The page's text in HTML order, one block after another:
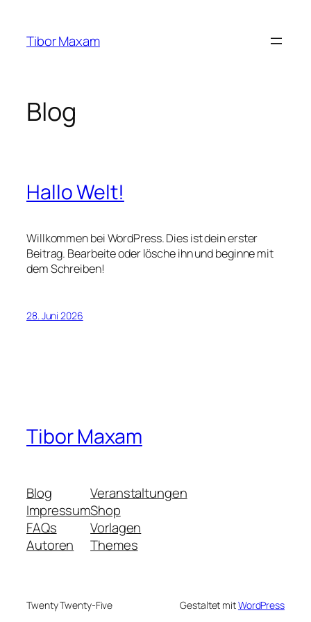
springen
Tibor Maxam
Blog
Hallo Welt!
Willkommen bei WordPress. Dies ist dein erster
Beitrag. Bearbeite oder lösche ihn und beginne mit
dem Schreiben!
28. Juni 2026
Tibor Maxam
Blog
Impressum
FAQs
Autoren
Veranstaltungen
Shop
Vorlagen
Themes
Twenty Twenty-Five Gestaltet mitWordPress